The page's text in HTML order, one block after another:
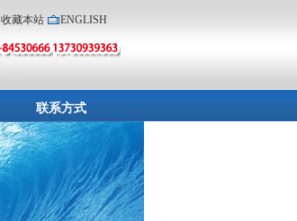
收藏本站 ENGLISH
联系方式